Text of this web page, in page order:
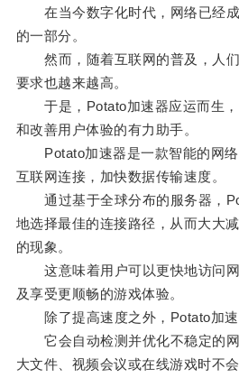
在当今数字化时代，网络已经成
的一部分。
然而，随着互联网的普及，人们
要求也越来越高。
于是，Potato加速器应运而生，
和改善用户体验的有力助手。
Potato加速器是一款智能的网络
互联网连接，加快数据传输速度。
通过基于全球分布的服务器，
地选择最佳的连接路径，从而大大
的现象。
这意味着用户可以更快地访问网
及享受更顺畅的游戏体验。
除了提高速度之外，Potato加速
它会自动检测并优化不稳定的网
大文件、视频会议或在线游戏时不